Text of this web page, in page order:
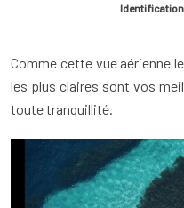
Identification
Comme cette vue aérienne
les plus claires sont vos
toute tranquillité.